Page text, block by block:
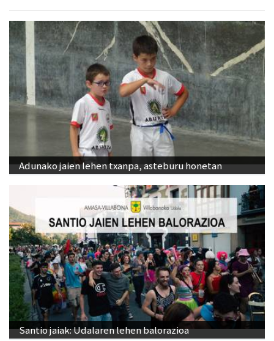
Adunako jaien lehen txanpa, asteburu honetan
Santio jaiak: Udalaren lehen balorazioa